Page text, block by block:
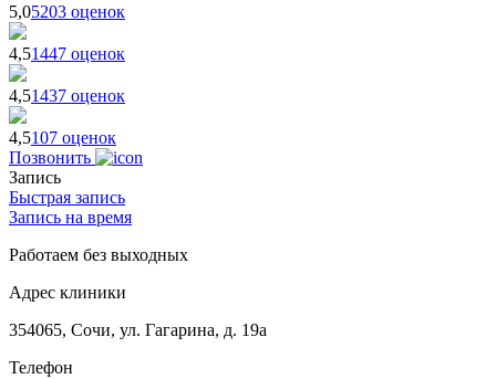
5,05203 оценок
4,51447 оценок
4,51437 оценок
4,5107 оценок
Позвонить
Запись
Быстрая запись
Запись на время
Работаем без выходных
Адрес клиники
354065, Сочи, ул. Гагарина, д. 19а
Телефон